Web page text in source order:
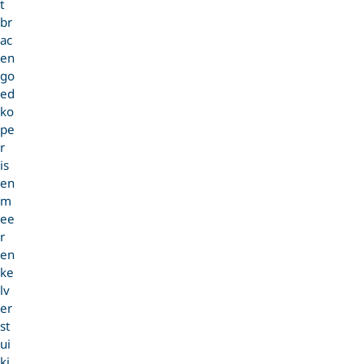
t
br
ac
en
go
ed
ko
pe
r
is
en
m
ee
r
en
ke
lv
er
st
ui